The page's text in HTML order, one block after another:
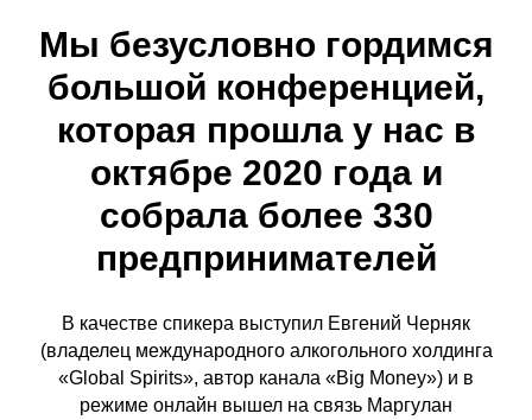
Мы безусловно гордимся
большой конференцией,
которая прошла у нас в
октябре 2020 года и
собрала более 330
предпринимателей
В качестве спикера выступил Евгений Черняк
(владелец международного алкогольного холдинга
«Global Spirits», автор канала «Big Money») и в
режиме онлайн вышел на связь Маргулан